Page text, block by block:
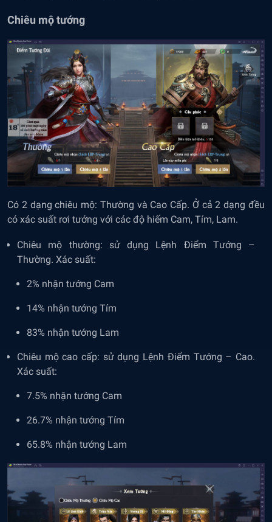
Chiêu mộ tướng
Có 2 dạng chiêu mộ: Thường và Cao Cấp. Ở cả 2 dạng đều
có xác suất rơi tướng với các độ hiếm Cam, Tím, Lam.
Chiêu mộ thường: sử dụng Lệnh Điểm Tướng –
Thường. Xác suất:
2% nhận tướng Cam
14% nhận tướng Tím
83% nhận tướng Lam
Chiêu mộ cao cấp: sử dụng Lệnh Điểm Tướng – Cao.
Xác suất:
7.5% nhận tướng Cam
26.7% nhận tướng Tím
65.8% nhận tướng Lam